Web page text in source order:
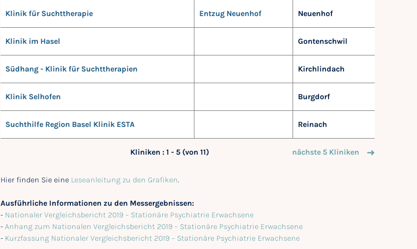
Klinik für Suchttherapie Entzug Neuenhof Neuenhof
Klinik im Hasel Gontenschwil
Südhang - Klinik für Suchttherapien Kirchlindach
Klinik Selhofen Burgdorf
Suchthilfe Region Basel Klinik ESTA Reinach
Kliniken : 1 - 5 (von 11) nächste 5 Kliniken
Hier finden Sie eine Leseanleitung zu den Grafiken.
Ausführliche Informationen zu den Messergebnissen:
- Nationaler Vergleichsbericht 2019 – Stationäre Psychiatrie Erwachsene
- Anhang zum Nationalen Vergleichsbericht 2019 – Stationäre Psychiatrie Erwachsene
- Kurzfassung Nationaler Vergleichsbericht 2019 – Stationäre Psychiatrie Erwachsene